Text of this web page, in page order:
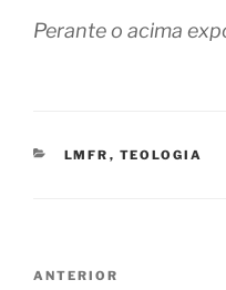
Perante o acima
CATEGORIAS
LMFR , TEOLOGIA
Navegação
Conteúdo
ANTERIOR